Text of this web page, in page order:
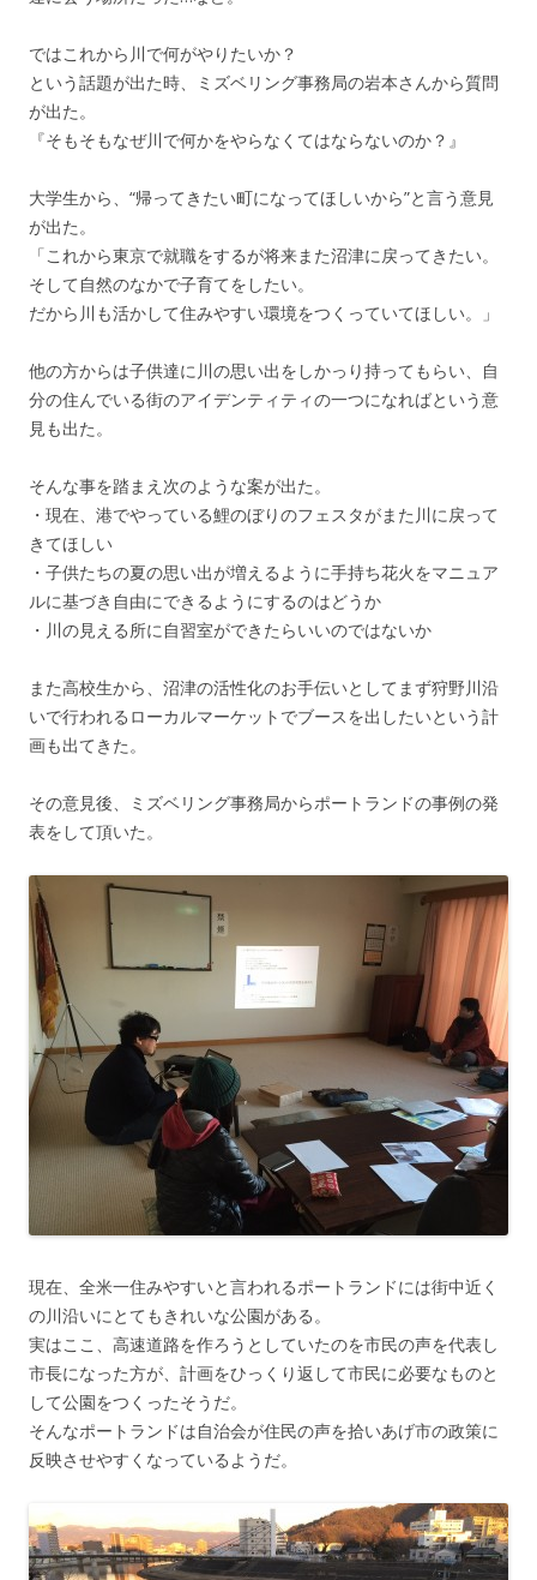
ではこれから川で何がやりたいか？
という話題が出た時、ミズベリング事務局の岩本さんから質問
が出た。
『そもそもなぜ川で何かをやらなくてはならないのか？』
大学生から、“帰ってきたい町になってほしいから”と言う意見
が出た。
「これから東京で就職をするが将来また沼津に戻ってきたい。
そして自然のなかで子育てをしたい。
だから川も活かして住みやすい環境をつくっていてほしい。」
他の方からは子供達に川の思い出をしかっり持ってもらい、自
分の住んでいる街のアイデンティティの一つになればという意
見も出た。
そんな事を踏まえ次のような案が出た。
・現在、港でやっている鯉のぼりのフェスタがまた川に戻って
きてほしい
・子供たちの夏の思い出が増えるように手持ち花火をマニュア
ルに基づき自由にできるようにするのはどうか
・川の見える所に自習室ができたらいいのではないか
また高校生から、沼津の活性化のお手伝いとしてまず狩野川沿
いで行われるローカルマーケットでブースを出したいという計
画も出てきた。
その意見後、ミズベリング事務局からポートランドの事例の発
表をして頂いた。
現在、全米一住みやすいと言われるポートランドには街中近く
の川沿いにとてもきれいな公園がある。
実はここ、高速道路を作ろうとしていたのを市民の声を代表し
市長になった方が、計画をひっくり返して市民に必要なものと
して公園をつくったそうだ。
そんなポートランドは自治会が住民の声を拾いあげ市の政策に
反映させやすくなっているようだ。